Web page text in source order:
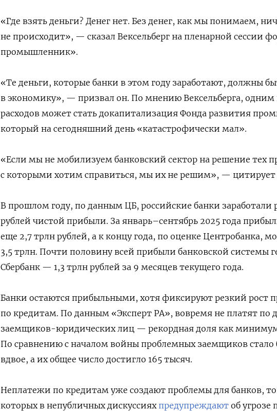
«Где взять деньги? Денег нет. Без денег, как мы понимаем,
не происходит», — сказал Вексельберг на пленарной сессии
промышленник».
«Те деньги, которые банки в этом году заработают, должны
в экономику», — призвал он. По мнению Вексельберга, одним
расходов может стать докапитализация Фонда развития
который на сегодняшний день «катастрофически мал».
«Если мы не мобилизуем банковский сектор на решение тех
с которыми хотим справиться, мы их не решим», — цитирует
В прошлом году, по данным ЦБ, российские банки заработали
рублей чистой прибыли. За январь–сентябрь 2025 года
еще 2,7 трлн рублей, а к концу года, по оценке Центробанка,
3,5 трлн. Почти половину всей прибыли банковской системы
Сбербанк — 1,3 трлн рублей за 9 месяцев текущего года.
Банки остаются прибыльными, хотя фиксируют резкий рост
по кредитам. По данным «Эксперт РА», вовремя не платят по
заемщиков-юридических лиц — рекордная доля как минимум
По сравнению с началом войны проблемных заемщиков стало
вдвое, а их общее число достигло 165 тысяч.
Неплатежи по кредитам уже создают проблемы для банков,
которых в непубличных дискуссиях предупреждают об угрозе